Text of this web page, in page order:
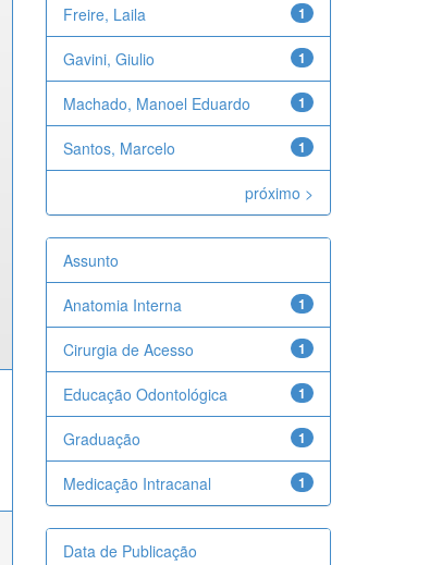
1
Freire, Laila
1
Gavini, Giulio
1
Machado, Manoel Eduardo
1
Santos, Marcelo
próximo >
Assunto
1
Anatomia Interna
1
Cirurgia de Acesso
1
Educação Odontológica
1
Graduação
1
Medicação Intracanal
Data de Publicação